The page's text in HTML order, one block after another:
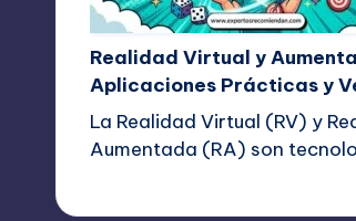
Realidad Virtual y
Aplicaciones Prácticas y
La Realidad Virtual (RV) y
Aumentada (RA) son